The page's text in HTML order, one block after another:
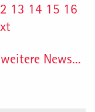
13 14 15 16
weitere News...